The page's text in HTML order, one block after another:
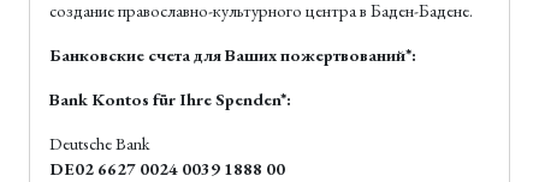
создание православно-культурного центра в Баден-Бадене.
Банковские счета для Ваших пожертвований*:
Bank Kontos für Ihre Spenden*:
Deutsche Bank
DE02 6627 0024 0039 1888 00